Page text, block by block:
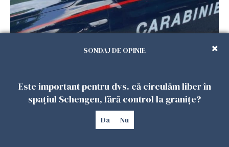
Româncă din Italia, acuzată că și-a lăsat copiii
singuri în casă pentru a merge la mall. Vecinii
au dat alarma
SONDAJ DE OPINIE
Este important pentru dvs. că circulăm liber în
spațiul Schengen, fără control la granițe?
Da Nu